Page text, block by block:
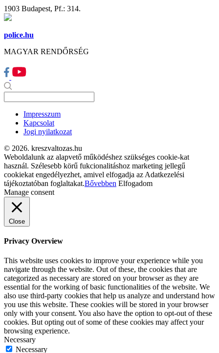
1903 Budapest, Pf.: 314.
police.hu
MAGYAR RENDŐRSÉG
Impresszum
Kapcsolat
Jogi nyilatkozat
© 2026. kreszvaltozas.hu
Weboldalunk az alapvető működéshez szükséges cookie-kat
használ. Szélesebb körű fukcionalitáshoz marketing jellegű
cookiekat engedélyezhet, amivel elfogadja az Adatkezelési
tájékoztatóban foglaltakat.Bővebben Elfogadom
Manage consent
Close
Privacy Overview
This website uses cookies to improve your experience while you
navigate through the website. Out of these, the cookies that are
categorized as necessary are stored on your browser as they are
essential for the working of basic functionalities of the website. We
also use third-party cookies that help us analyze and understand how
you use this website. These cookies will be stored in your browser
only with your consent. You also have the option to opt-out of these
cookies. But opting out of some of these cookies may affect your
browsing experience.
Necessary
Necessary